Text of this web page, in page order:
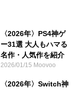
〈2026年〉PS4神ゲ
ー31選 大人もハマる
名作・人気作を紹介
2026/01/15 Moovoo
〈2026年〉Switch神